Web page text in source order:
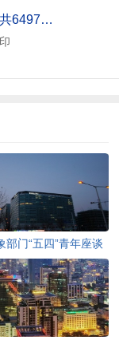
《在超市开幕式上的讲话(精选多篇)[此文共6497字].doc》
部门“五四”青年座谈
话[此文共3109字]